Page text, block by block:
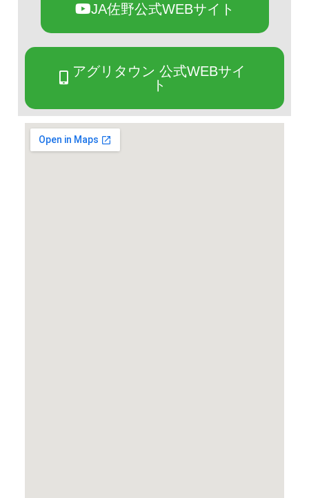
JA佐野公式WEBサイト
アグリタウン 公式WEBサイ
ト